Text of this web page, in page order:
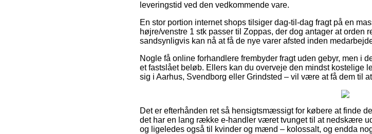
leveringstid ved den vedkommende vare.
En stor portion internet shops tilsiger dag-til-dag fragt på en
højre/venstre 1 stk passer til Zoppas, der dog antager at orden
sandsynligvis kan nå at få de nye varer afsted inden
Nogle få online forhandlere frembyder fragt uden gebyr, men i
et fastslået beløb. Ellers kan du overveje den mindst kostelige
sig i Aarhus, Svendborg eller Grindsted – vil være at få dem til
Det er efterhånden ret så hensigtsmæssigt for købere at finde
det har en lang række e-handler været tvunget til at nedskære
og ligeledes også til kvinder og mænd – kolossalt, og endda